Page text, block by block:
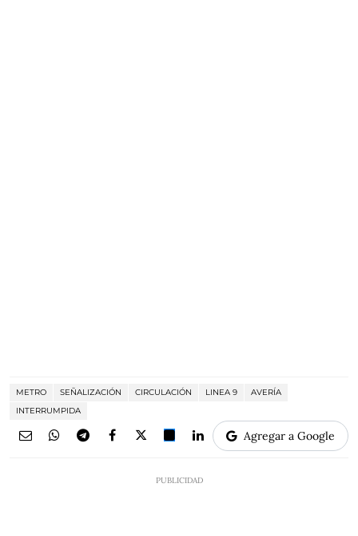
METRO SEÑALIZACIÓN CIRCULACIÓN LINEA 9
AVERÍA
INTERRUMPIDA
Agregar a Google